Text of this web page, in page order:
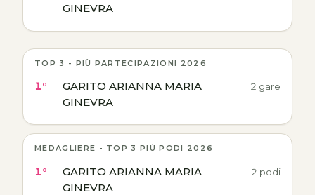
GINEVRA
TOP 3 - PIÙ PARTECIPAZIONI 2026
1°
GARITO ARIANNA MARIA
GINEVRA
2 gare
MEDAGLIERE - TOP 3 PIÙ PODI 2026
1°
GARITO ARIANNA MARIA
GINEVRA
2 podi